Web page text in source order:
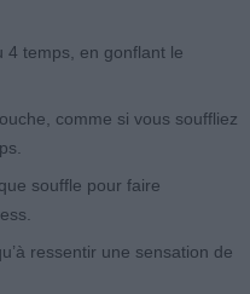
4 temps, en gonflant le
comme si vous souffliez
souffle pour faire
ressentir une sensation de